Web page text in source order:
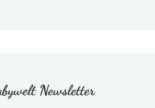
Newsletter